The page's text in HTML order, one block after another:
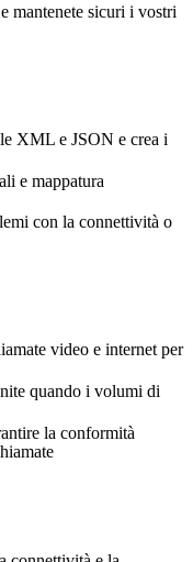
mantenete sicuri i vostri
XML e JSON e crea i
e mappatura
con la connettività o
video e internet per
quando i volumi di
la conformità